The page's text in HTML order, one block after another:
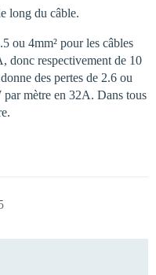
long du câble.
ou 4mm² pour les câbles
donc respectivement de 10
des pertes de 2.6 ou
mètre en 32A. Dans tous